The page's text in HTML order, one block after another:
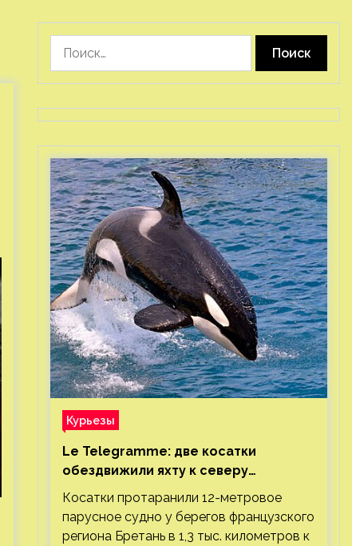
Курьезы
Le Telegramme: две косатки
обездвижили яхту к северу
от Гибралтарского пролива
Косатки протаранили 12-метровое
парусное судно у берегов французского
региона Бретань в 1,3 тыс. километров к